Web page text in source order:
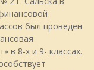
был проведен
в 8-х и 9- классах.